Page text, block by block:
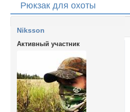
Рюкзак для охоты
Niksson
Активный участник